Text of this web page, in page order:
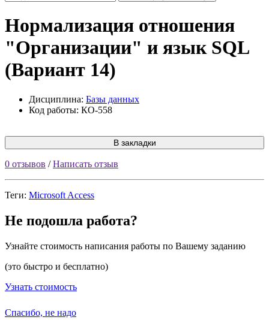
Нормализация отношения
"Организации" и язык SQL
(Вариант 14)
Дисциплина: Базы данных
Код работы: КО-558
В закладки
0 отзывов /Написать отзыв
Теги: Microsoft Access
Не подошла работа?
Узнайте стоимость написания работы по Вашему заданию
(это быстро и бесплатно)
Узнать стоимость
Спасибо, не надо